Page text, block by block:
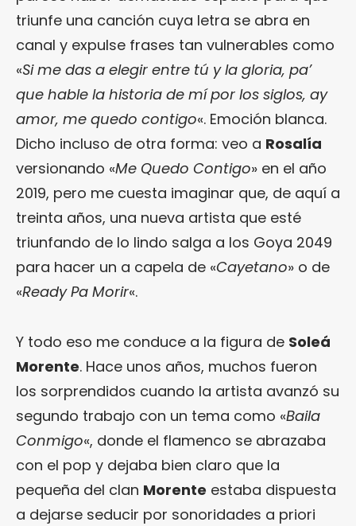
triunfe una canción cuya letra se abra en
canal y expulse frases tan vulnerables como
«Si me das a elegir entre tú y la gloria, pa’
que hable la historia de mí por los siglos, ay
amor, me quedo contigo«. Emoción blanca.
Dicho incluso de otra forma: veo a Rosalía
versionando «Me Quedo Contigo» en el año
2019, pero me cuesta imaginar que, de aquí a
treinta años, una nueva artista que esté
triunfando de lo lindo salga a los Goya 2049
para hacer un a capela de «Cayetano» o de
«Ready Pa Morir«.
Y todo eso me conduce a la figura de Soleá
Morente. Hace unos años, muchos fueron
los sorprendidos cuando la artista avanzó su
segundo trabajo con un tema como «Baila
Conmigo«, donde el flamenco se abrazaba
con el pop y dejaba bien claro que la
pequeña del clan Morente estaba dispuesta
a dejarse seducir por sonoridades a priori